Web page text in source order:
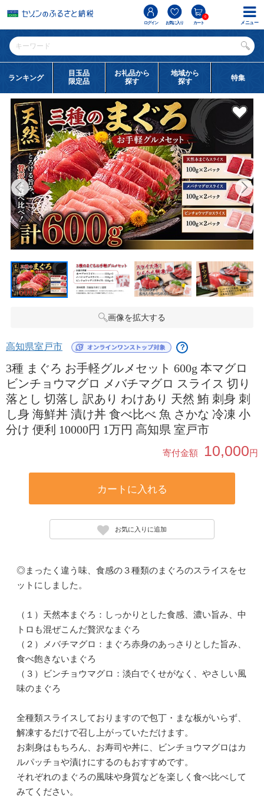
ログイン お気に入り カート
0
ランキング
目玉品
限定品
お礼品から
探す
地域から
探す
特集
画像を拡大する
高知県室戸市 ？
3種 まぐろ お手軽グルメセット 600g 本マグロ
ビンチョウマグロ メバチマグロ スライス 切り
落とし 切落し 訳あり わけあり 天然 鮪 刺身 刺
し身 海鮮丼 漬け丼 食べ比べ 魚 さかな 冷凍 小
分け 便利 10000円 1万円 高知県 室戸市
寄付金額 10,000円
カートに入れる
お気に入りに追加
◎まったく違う味、食感の３種類のまぐろのスライスをセ
ットにしました。
（１）天然本まぐろ：しっかりとした食感、濃い旨み、中
トロも混ぜこんだ贅沢なまぐろ
（２）メバチマグロ：まぐろ赤身のあっさりとした旨み、
食べ飽きないまぐろ
（３）ビンチョウマグロ：淡白でくせがなく、やさしい風
味のまぐろ
全種類スライスしておりますので包丁・まな板がいらず、
解凍するだけで召し上がっていただけます。
お刺身はもちろん、お寿司や丼に、ビンチョウマグロはカ
ルパッチョや漬けにするのもおすすめです。
それぞれのまぐろの風味や身質などを楽しく食べ比べして
みてください。
メニュー